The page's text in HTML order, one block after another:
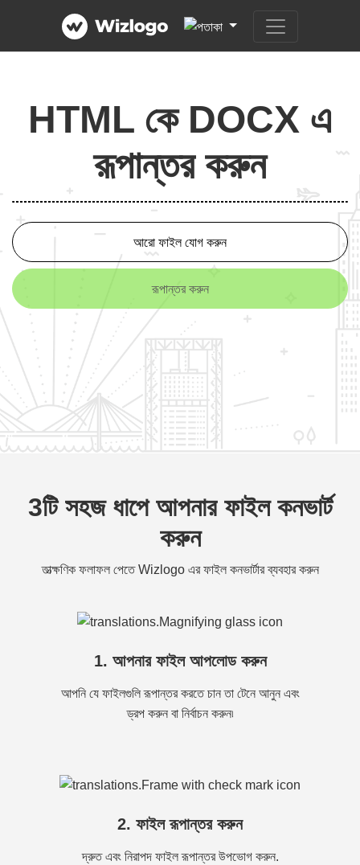
HTML কে DOCX এ
রূপান্তর করুন
আরো ফাইল যোগ করুন
রূপান্তর করুন
3টি সহজ ধাপে আপনার ফাইল কনভার্ট
করুন
তাত্ক্ষণিক ফলাফল পেতে Wizlogo এর ফাইল কনভার্টার ব্যবহার করুন
1. আপনার ফাইল আপলোড করুন
আপনি যে ফাইলগুলি রূপান্তর করতে চান তা টেনে আনুন এবং
ড্রপ করুন বা নির্বাচন করুন৷
2. ফাইল রূপান্তর করুন
দ্রুত এবং নিরাপদ ফাইল রূপান্তর উপভোগ করুন.